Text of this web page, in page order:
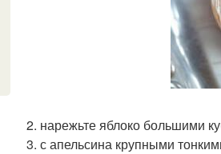
2. нарежьте яблоко большими
3. с апельсина крупными